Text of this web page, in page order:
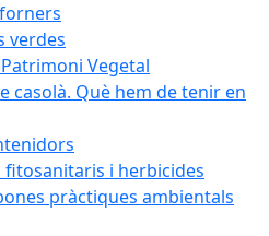
verdes
Vegetal
casolà. Què hem de tenir en
fitosanitaris i herbicides
pràctiques ambientals